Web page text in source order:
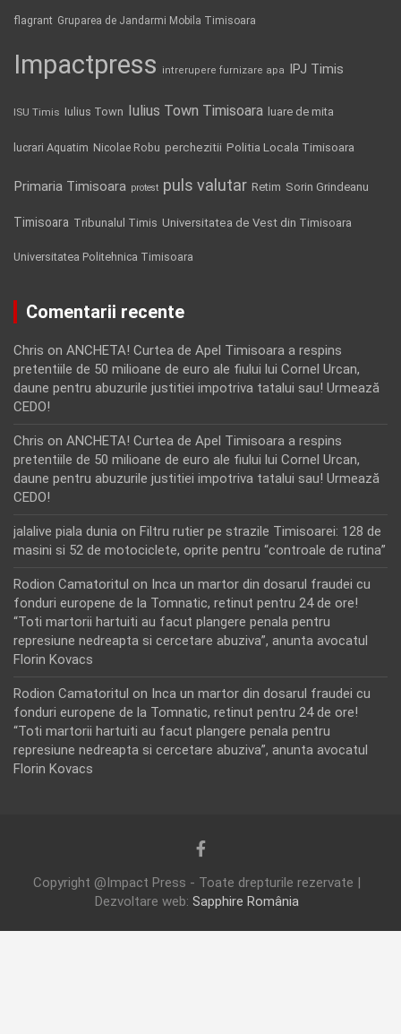
flagrant Gruparea de Jandarmi Mobila Timisoara
Impactpress intrerupere furnizare apa IPJ Timis
ISU Timis Iulius Town Iulius Town Timisoara luare de mita
lucrari Aquatim Nicolae Robu perchezitii Politia Locala Timisoara
Primaria Timisoara protest puls valutar Retim Sorin Grindeanu
Timisoara Tribunalul Timis Universitatea de Vest din Timisoara
Universitatea Politehnica Timisoara
Comentarii recente
Chris on ANCHETA! Curtea de Apel Timisoara a respins
pretentiile de 50 milioane de euro ale fiului lui Cornel Urcan,
daune pentru abuzurile justitiei impotriva tatalui sau! Urmează
CEDO!
Chris on ANCHETA! Curtea de Apel Timisoara a respins
pretentiile de 50 milioane de euro ale fiului lui Cornel Urcan,
daune pentru abuzurile justitiei impotriva tatalui sau! Urmează
CEDO!
jalalive piala dunia on Filtru rutier pe strazile Timisoarei: 128 de
masini si 52 de motociclete, oprite pentru “controale de rutina”
Rodion Camatoritul on Inca un martor din dosarul fraudei cu
fonduri europene de la Tomnatic, retinut pentru 24 de ore!
“Toti martorii hartuiti au facut plangere penala pentru
represiune nedreapta si cercetare abuziva”, anunta avocatul
Florin Kovacs
Rodion Camatoritul on Inca un martor din dosarul fraudei cu
fonduri europene de la Tomnatic, retinut pentru 24 de ore!
“Toti martorii hartuiti au facut plangere penala pentru
represiune nedreapta si cercetare abuziva”, anunta avocatul
Florin Kovacs
Copyright @Impact Press - Toate drepturile rezervate |
Dezvoltare web: Sapphire România